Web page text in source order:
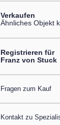
Verkaufen
Ähnliches Objekt
Registrieren für
Franz von Stuck
Fragen zum Kauf
Kontakt zu